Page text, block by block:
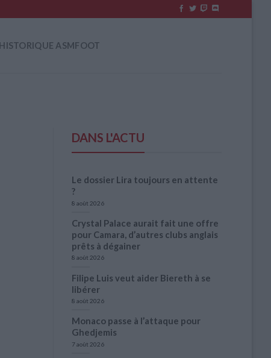
HISTORIQUE ASMFOOT
DANS L'ACTU
Le dossier Lira toujours en attente
?
8 août 2026
Crystal Palace aurait fait une offre
pour Camara, d’autres clubs anglais
prêts à dégainer
8 août 2026
Filipe Luis veut aider Biereth à se
libérer
8 août 2026
Monaco passe à l’attaque pour
Ghedjemis
7 août 2026